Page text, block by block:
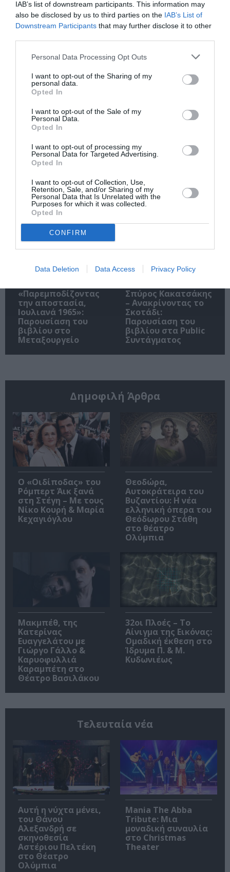
IAB’s list of downstream participants. This information may
also be disclosed by us to third parties on the IAB’s List of
Downstream Participants that may further disclose it to other
Personal Data Processing Opt Outs
I want to opt-out of the Sharing of my
personal data.
Opted In
I want to opt-out of the Sale of my
Personal Data.
Opted In
I want to opt-out of processing my
Personal Data for Targeted Advertising.
Opted In
I want to opt-out of Collection, Use,
Retention, Sale, and/or Sharing of my
Personal Data that Is Unrelated with the
Purposes for which it was collected.
Opted In
CONFIRM
Data Deletion Data Access Privacy Policy
Η μακρά λίστα με
τις υποψηφιότητες
για το Βραβείο
Booker 2026
Έκθεση Βιβλίου
2026 στο Ναύπλιο
«Παρεμποδίζοντας
την αποστασία,
Ιουλιανά 1965»:
Παρουσίαση του
βιβλίου στο
Μεταξουργείο
Σπύρος Κακατσάκης
– Ανακρίνοντας το
Σκοτάδι:
Παρουσίαση του
βιβλίου στα Public
Συντάγματος
Δημοφιλή Άρθρα
O «Οιδίποδας» του
Ρόμπερτ Άικ ξανά
στη Στέγη – Με τους
Νίκο Κουρή & Μαρία
Κεχαγιόγλου
Θεοδώρα,
Αυτοκράτειρα του
Βυζαντίου: Η νέα
ελληνική όπερα του
Θεόδωρου Στάθη
στο θέατρο
Ολύμπια
Μακμπέθ, της
Κατερίνας
Ευαγγελάτου με
Γιώργο Γάλλο &
Καρυοφυλλιά
Καραμπέτη στο
Θέατρο Βασιλάκου
32οι Πλοές – Το
Αίνιγμα της Εικόνας:
Ομαδική έκθεση στο
Ίδρυμα Π. & Μ.
Κυδωνιέως
Τελευταία νέα
Αυτή η νύχτα μένει,
του Θάνου
Αλεξανδρή σε
σκηνοθεσία
Αστέριου Πελτέκη
στο Θέατρο
Ολύμπια
Mania The Abba
Tribute: Μια
μοναδική συναυλία
στο Christmas
Theater